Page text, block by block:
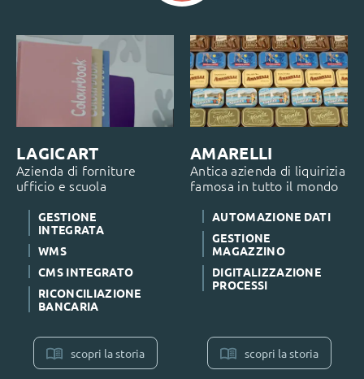
LAGICART
Azienda di forniture
ufficio e scuola
GESTIONE
INTEGRATA
WMS
CMS INTEGRATO
RICONCILIAZIONE
BANCARIA
scopri la storia
AMARELLI
Antica azienda di liquirizia
famosa in tutto il mondo
AUTOMAZIONE DATI
GESTIONE
MAGAZZINO
DIGITALIZZAZIONE
PROCESSI
scopri la storia